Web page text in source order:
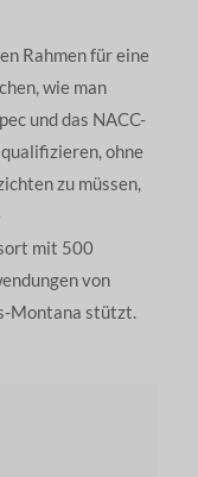
Rahmen für eine
wie man
und das NACC-
ohne
zu müssen,
mit 500
von
Montana stützt.